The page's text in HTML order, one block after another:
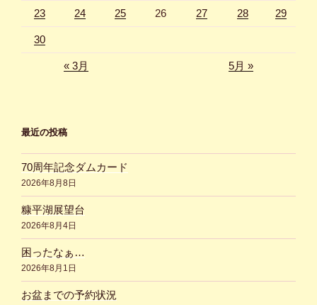
23 24 25 26 27 28 29
30
« 3月 5月 »
最近の投稿
70周年記念ダムカード
2026年8月8日
糠平湖展望台
2026年8月4日
困ったなぁ…
2026年8月1日
お盆までの予約状況